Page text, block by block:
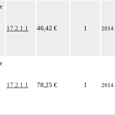
17.2.1.1 46,42 € 1 2014
17.2.1.1 78,25 € 1 2014